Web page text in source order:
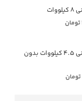
هیتر سونای خشک ایرانی ۴.۵ کیلووات بدون